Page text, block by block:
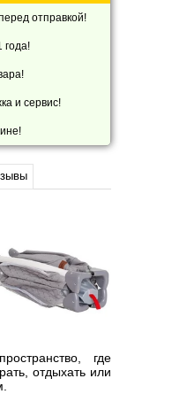
отправкой!
года!
и сервис!
где
отдыхать или